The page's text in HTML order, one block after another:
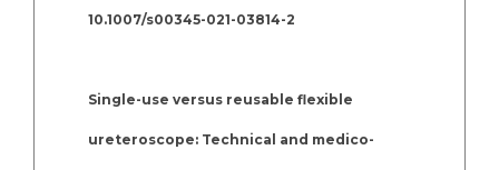
10.1007/s00345-021-03814-2
Single-use versus reusable flexible
ureteroscope: Technical and medico-